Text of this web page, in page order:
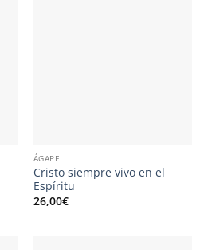
ÁGAPE
Cristo siempre vivo en el
Espíritu
26,00€